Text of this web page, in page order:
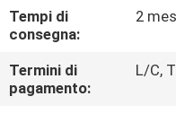
CONTATTACI
NOTIZIE
Tempi di
consegna:
2
Termini di
pagamento:
L/C,